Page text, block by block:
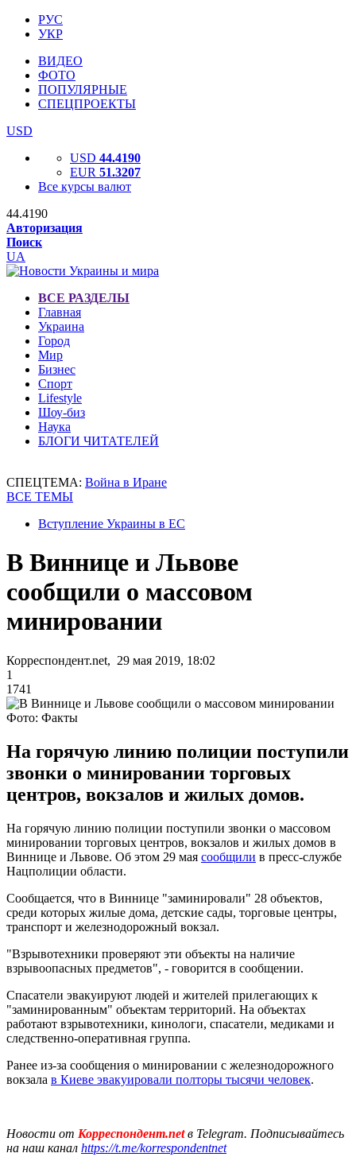
РУС
УКР
ВИДЕО
ФОТО
ПОПУЛЯРНЫЕ
СПЕЦПРОЕКТЫ
USD
USD 44.4190
EUR 51.3207
Все курсы валют
44.4190
Авторизация
Поиск
UA
ВСЕ РАЗДЕЛЫ
Главная
Украина
Город
Мир
Бизнес
Спорт
Lifestyle
Шоу-биз
Наука
БЛОГИ ЧИТАТЕЛЕЙ
СПЕЦТЕМА: Война в Иране
ВСЕ ТЕМЫ
Вступление Украины в ЕС
В Виннице и Львове
сообщили о массовом
минировании
Корреспондент.net, 29 мая 2019, 18:02
1
1741
Фото: Факты
На горячую линию полиции поступили
звонки о минировании торговых
центров, вокзалов и жилых домов.
На горячую линию полиции поступили звонки о массовом
минировании торговых центров, вокзалов и жилых домов в
Виннице и Львове. Об этом 29 мая сообщили в пресс-службе
Нацполиции области.
Сообщается, что в Виннице "заминировали" 28 объектов,
среди которых жилые дома, детские сады, торговые центры,
транспорт и железнодорожный вокзал.
"Взрывотехники проверяют эти объекты на наличие
взрывоопасных предметов", - говорится в сообщении.
Спасатели эвакуируют людей и жителей прилегающих к
"заминированным" объектам территорий. На объектах
работают взрывотехники, кинологи, спасатели, медиками и
следственно-оперативная группа.
Ранее из-за сообщения о минировании с железнодорожного
вокзала в Киеве эвакуировали полторы тысячи человек.
Новости от Корреспондент.netв Telegram. Подписывайтесь
на наш канал https://t.me/korrespondentnet